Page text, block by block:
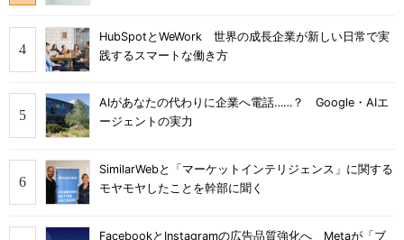
HubSpotとWeWork 世界の成長企業が新しい日常で実
践するスマートな働き方
AIがあなたの代わりに企業へ電話……？ Google・AIエ
ージェントの実力
SimilarWebと「マーケットインテリジェンス」に関する
モヤモヤしたことを幹部に聞く
FacebookとInstagramの広告品質強化へ Metaが「ブ